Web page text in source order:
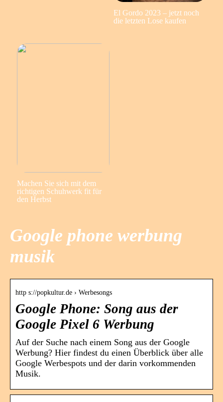
El Gordo 2023 – jetzt noch
die letzten Lose kaufen
Machen Sie sich mit dem
richtigen Schuhwerk fit für
den Herbst
Google phone werbung
musik
http s://popkultur.de › Werbesongs
Google Phone: Song aus der
Google Pixel 6 Werbung
Auf der Suche nach einem Song aus der Google
Werbung? Hier findest du einen Überblick über alle
Google Werbespots und der darin vorkommenden
Musik.